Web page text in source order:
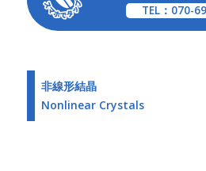
TEL：070-
非線形結晶
Nonlinear Crystals